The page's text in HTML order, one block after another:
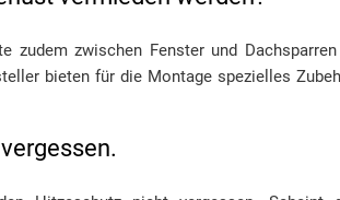
zudem zwischen Fenster und Dachsparren
bieten für die Montage spezielles